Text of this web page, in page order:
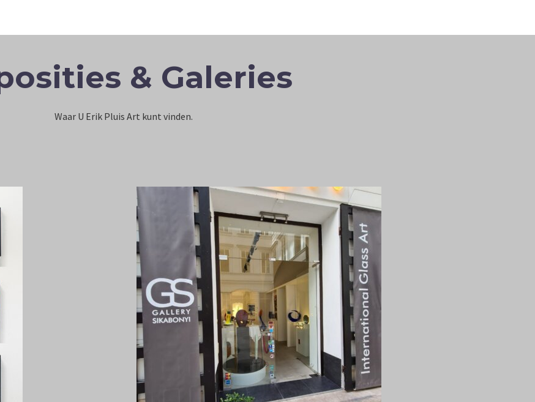
& Galeries
Waar U Erik Pluis Art kunt vinden.